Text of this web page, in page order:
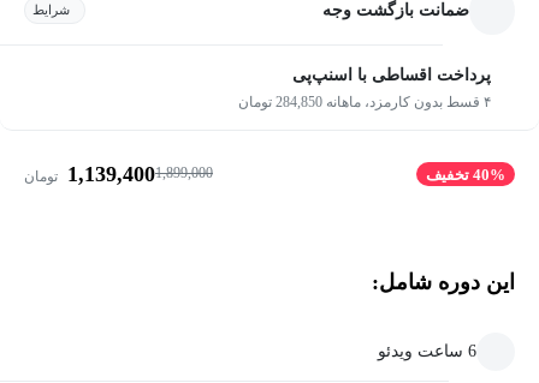
ضمانت بازگشت وجه شرایط
پرداخت اقساطی با اسنپ‌پی
۴ قسط بدون کارمزد، ماهانه 284,850 تومان
40% تخفیف 1,899,000
1,139,400 تومان
این دوره شامل:
6 ساعت ویدئو